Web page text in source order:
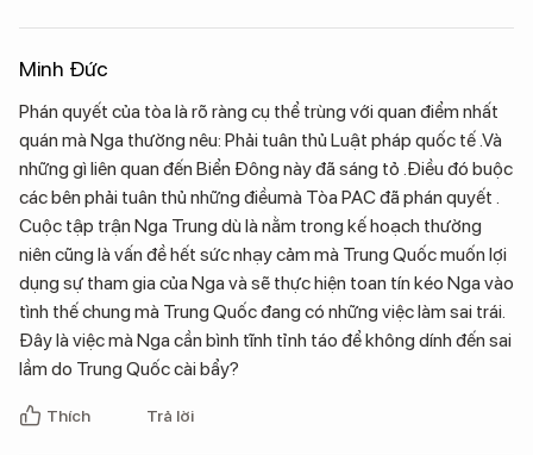
Minh Đức
Phán quyết của tòa là rõ ràng cụ thể trùng với quan điểm nhất
quán mà Nga thường nêu: Phải tuân thủ Luật pháp quốc tế .Và
những gì liên quan đến Biển Đông này đã sáng tỏ .Điều đó buộc
các bên phải tuân thủ những điềumà Tòa PAC đã phán quyết .
Cuộc tập trận Nga Trung dù là nằm trong kế hoạch thường
niên cũng là vấn đề hết sức nhạy cảm mà Trung Quốc muốn lợi
dụng sự tham gia của Nga và sẽ thực hiện toan tín kéo Nga vào
tình thế chung mà Trung Quốc đang có những việc làm sai trái.
Đây là việc mà Nga cần bình tĩnh tỉnh táo để không dính đến sai
lầm do Trung Quốc cài bẩy?
Thích Trả lời